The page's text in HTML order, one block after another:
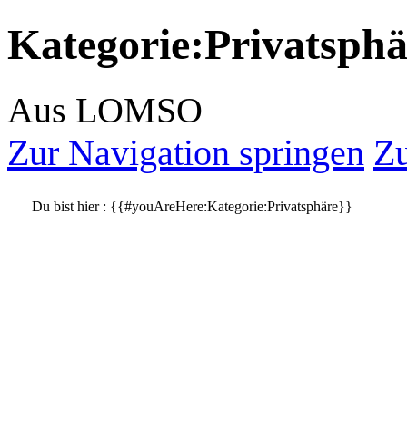
Kategorie:
Aus LOMSO
Zur Navigation springen
Du bist hier : {{#youAreHere:Kategorie:Privatsphäre}}